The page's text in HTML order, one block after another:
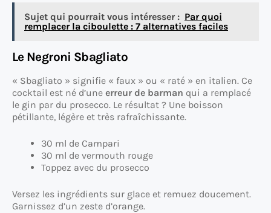
Sujet qui pourrait vous intéresser : Par quoi
remplacer la ciboulette : 7 alternatives faciles
Le Negroni Sbagliato
« Sbagliato » signifie « faux » ou « raté » en italien. Ce
cocktail est né d’une erreur de barman qui a remplacé
le gin par du prosecco. Le résultat ? Une boisson
pétillante, légère et très rafraîchissante.
30 ml de Campari
30 ml de vermouth rouge
Toppez avec du prosecco
Versez les ingrédients sur glace et remuez doucement.
Garnissez d’un zeste d’orange.